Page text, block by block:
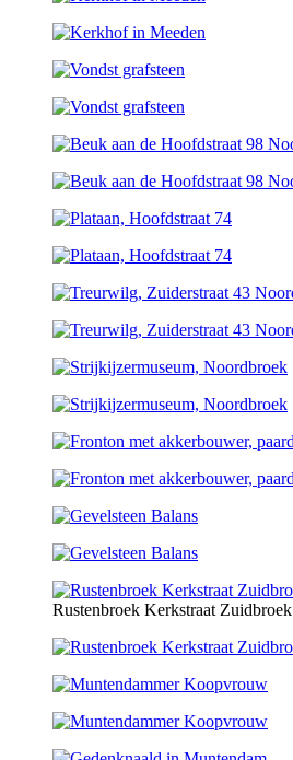
Rustenbroek Kerkstraat Zuidbroek